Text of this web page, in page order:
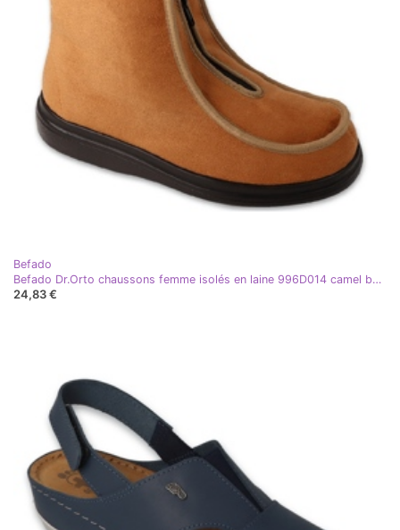
Befado
Befado Dr.Orto chaussons femme isolés en laine 996D014 camel beige
24,83 €